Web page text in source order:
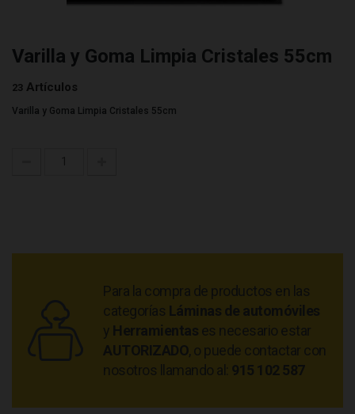
Varilla y Goma Limpia Cristales 55cm
23 Artículos
Varilla y Goma Limpia Cristales 55cm
Para la compra de productos en las
categorías Láminas de automóviles
y Herramientas es necesario estar
AUTORIZADO, o puede contactar con
nosotros llamando al: 915 102 587